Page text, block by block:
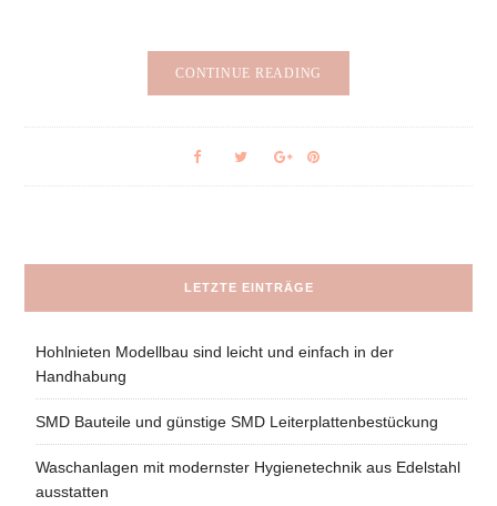
CONTINUE READING
LETZTE EINTRÄGE
Hohlnieten Modellbau sind leicht und einfach in der
Handhabung
SMD Bauteile und günstige SMD Leiterplattenbestückung
Waschanlagen mit modernster Hygienetechnik aus Edelstahl
ausstatten